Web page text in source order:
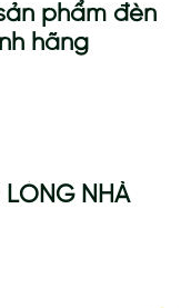
phẩm đèn
hãng
NHÀ